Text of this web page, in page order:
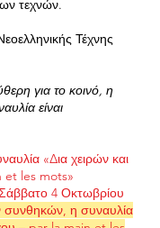
τεχνών.
Τέχνης
για το κοινό, η
είναι
«Δια χειρών και
et les mots»
Σάββατο 4 Οκτωβρίου
συνθηκών, η συναυλία